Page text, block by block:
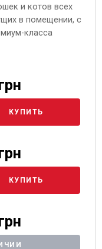
и котов всех
в помещении, с
класса
КУПИТЬ
КУПИТЬ